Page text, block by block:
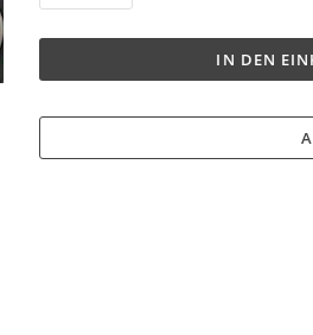
IN DEN